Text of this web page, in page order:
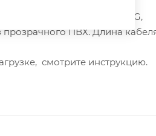
калибр проводника 20AWG,
ПВХ. Длина
смотрите инструкцию.